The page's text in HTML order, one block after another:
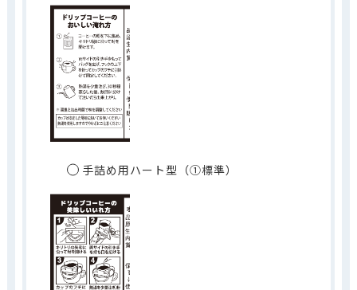
手詰め用ハート型（①標準）